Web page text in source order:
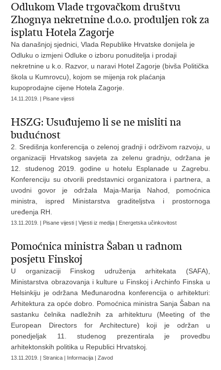
Odlukom Vlade trgovačkom društvu
Zhognya nekretnine d.o.o. produljen rok za
isplatu Hotela Zagorje
Na današnjoj sjednici, Vlada Republike Hrvatske donijela je
Odluku o izmjeni Odluke o izboru ponuditelja i prodaji
nekretnine u k.o. Razvor, u naravi Hotel Zagorje (bivša Politička
škola u Kumrovcu), kojom se mijenja rok plaćanja
kupoprodajne cijene Hotela Zagorje.
14.11.2019. | Pisane vijesti
HSZG: Usuđujemo li se ne misliti na
budućnost
2. Središnja konferencija o zelenoj gradnji i održivom razvoju, u
organizaciji Hrvatskog savjeta za zelenu gradnju, održana je
12. studenog 2019. godine u hotelu Esplanade u Zagrebu.
Konferenciju su otvorili predstavnici organizatora i partnera, a
uvodni govor je održala Maja-Marija Nahod, pomoćnica
ministra, ispred Ministarstva graditeljstva i prostornoga
uređenja RH.
13.11.2019. | Pisane vijesti | Vijesti iz medija | Energetska učinkovitost
Pomoćnica ministra Šaban u radnom
posjetu Finskoj
U organizaciji Finskog udruženja arhitekata (SAFA),
Ministarstva obrazovanja i kulture u Finskoj i Archinfo Finska u
Helsinkiju je održana Međunarodna konferencija o arhitekturi:
Arhitektura za opće dobro. Pomoćnica ministra Sanja Šaban na
sastanku čelnika nadležnih za arhitekturu (Meeting of the
European Directors for Architecture) koji je održan u
ponedjeljak 11. studenog prezentirala je provedbu
arhitektonskih politika u Republici Hrvatskoj.
13.11.2019. | Stranica | Informacija | Zavod